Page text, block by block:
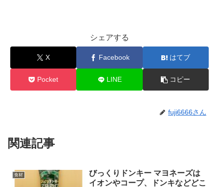
シェアする
X Facebook はてブ
Pocket LINE コピー
fuji6666さん
関連記事
食材
びっくりドンキー マヨネーズは
イオンやコープ、ドンキなどどこ